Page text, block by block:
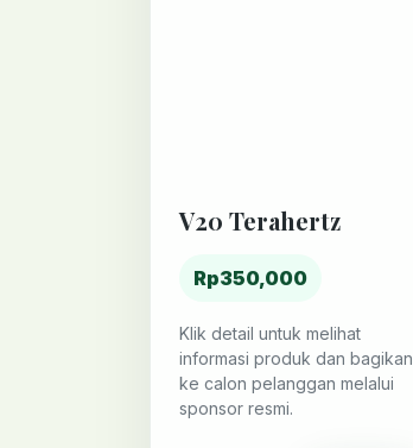
V20 Terahertz
Rp350,000
Klik detail untuk melihat
informasi produk dan bagikan
ke calon pelanggan melalui
sponsor resmi.